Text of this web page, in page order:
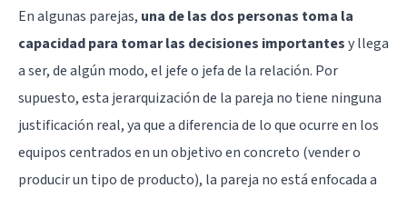
En algunas parejas, una de las dos personas toma la
capacidad para tomar las decisiones importantesy llega
a ser, de algún modo, el jefe o jefade la relación. Por
supuesto, esta jerarquización de la pareja no tiene ninguna
justificación real, ya que a diferencia de lo que ocurre en los
equipos centrados en un objetivo en concreto (vender o
producir un tipo de producto), la pareja no está enfocada a